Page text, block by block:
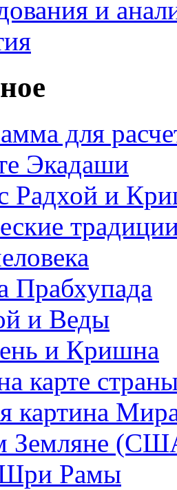
и
для
Экадаши
Радхой и
Прабхупада
и Веды
и Кришна
карте
картина
Земляне
Рамы